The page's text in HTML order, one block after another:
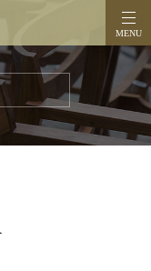
MENU